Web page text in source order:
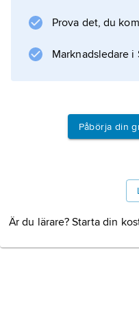
Prova det, du
Marknadsledare i
Påbörja din
Är du lärare? Starta din